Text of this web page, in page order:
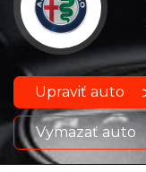
Upraviť auto
Vymazať auto